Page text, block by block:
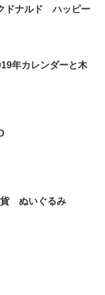
ドナルド ハッピー
年カレンダーと木
ぬいぐるみ